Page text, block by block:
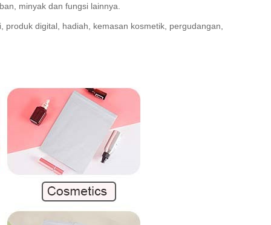
minyak dan fungsi lainnya.
digital, hadiah, kemasan kosmetik, pergudangan,